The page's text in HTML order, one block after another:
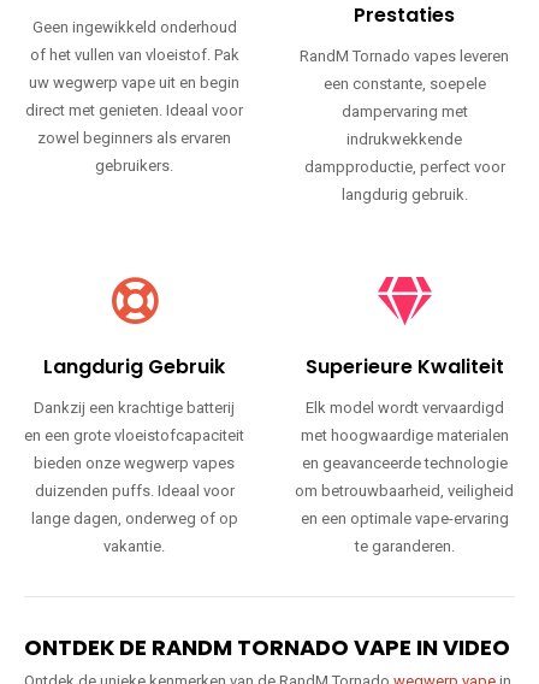
Geen ingewikkeld onderhoud
of het vullen van vloeistof. Pak
uw wegwerp vape uit en begin
direct met genieten. Ideaal voor
zowel beginners als ervaren
gebruikers.
Prestaties
RandM Tornado vapes leveren
een constante, soepele
dampervaring met
indrukwekkende
dampproductie, perfect voor
langdurig gebruik.
Langdurig Gebruik
Dankzij een krachtige batterij
en een grote vloeistofcapaciteit
bieden onze wegwerp vapes
duizenden puffs. Ideaal voor
lange dagen, onderweg of op
vakantie.
Superieure Kwaliteit
Elk model wordt vervaardigd
met hoogwaardige materialen
en geavanceerde technologie
om betrouwbaarheid, veiligheid
en een optimale vape-ervaring
te garanderen.
ONTDEK DE RANDM TORNADO VAPE IN VIDEO